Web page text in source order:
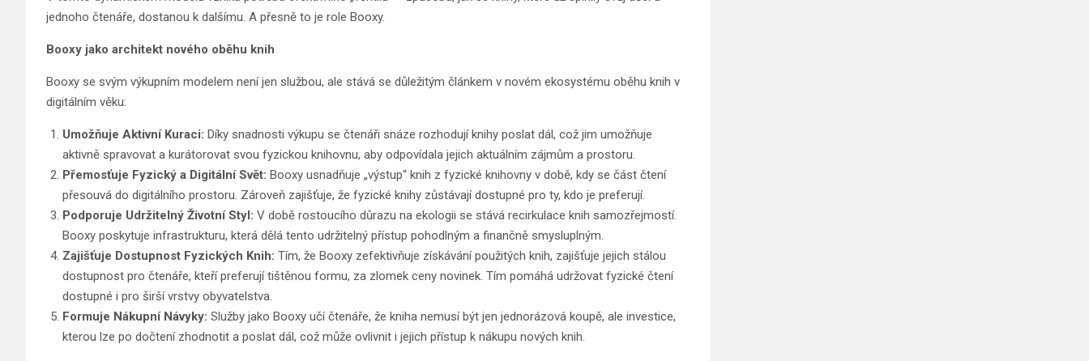
jednoho čtenáře, dostanou k dalšímu. A přesně to je role Booxy.
Booxy jako architekt nového oběhu knih
Booxy se svým výkupním modelem není jen službou, ale stává se důležitým článkem v novém ekosystému oběhu knih v
digitálním věku:
Umožňuje Aktivní Kuraci: Díky snadnosti výkupu se čtenáři snáze rozhodují knihy poslat dál, což jim umožňuje
aktivně spravovat a kurátorovat svou fyzickou knihovnu, aby odpovídala jejich aktuálním zájmům a prostoru.
Přemosťuje Fyzický a Digitální Svět: Booxy usnadňuje „výstup“ knih z fyzické knihovny v době, kdy se část čtení
přesouvá do digitálního prostoru. Zároveň zajišťuje, že fyzické knihy zůstávají dostupné pro ty, kdo je preferují.
Podporuje Udržitelný Životní Styl: V době rostoucího důrazu na ekologii se stává recirkulace knih samozřejmostí.
Booxy poskytuje infrastrukturu, která dělá tento udržitelný přístup pohodlným a finančně smysluplným.
Zajišťuje Dostupnost Fyzických Knih: Tím, že Booxy zefektivňuje získávání použitých knih, zajišťuje jejich stálou
dostupnost pro čtenáře, kteří preferují tištěnou formu, za zlomek ceny novinek. Tím pomáhá udržovat fyzické čtení
dostupné i pro širší vrstvy obyvatelstva.
Formuje Nákupní Návyky: Služby jako Booxy učí čtenáře, že kniha nemusí být jen jednorázová koupě, ale investice,
kterou lze po dočtení zhodnotit a poslat dál, což může ovlivnit i jejich přístup k nákupu nových knih.